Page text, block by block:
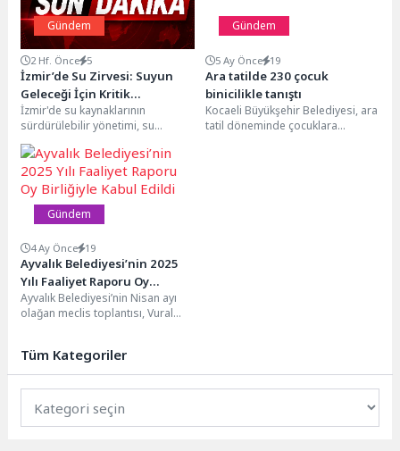
Gündem
2 Hf. Önce 5
İzmir’de Su Zirvesi: Suyun
Geleceği İçin Kritik
Toplantılar Gerçekleştirildi
İzmir'de su kaynaklarının
sürdürülebilir yönetimi, su
verimliliğinin artırılması ve
gelecek nesillere güvenli su
kaynaklarının aktarılması...
Gündem
5 Ay Önce 19
Ara tatilde 230 çocuk
binicilikle tanıştı
Kocaeli Büyükşehir Belediyesi, ara
tatil döneminde çocuklara
Gündem
4 Ay Önce 19
Ayvalık Belediyesi’nin 2025
Yılı Faaliyet Raporu Oy
Birliğiyle Kabul Edildi
Ayvalık Belediyesi’nin Nisan ayı
olağan meclis toplantısı, Vural
başkanlığında...
Tüm Kategoriler